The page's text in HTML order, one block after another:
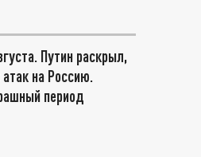
Путин раскрыл,
на Россию.
период